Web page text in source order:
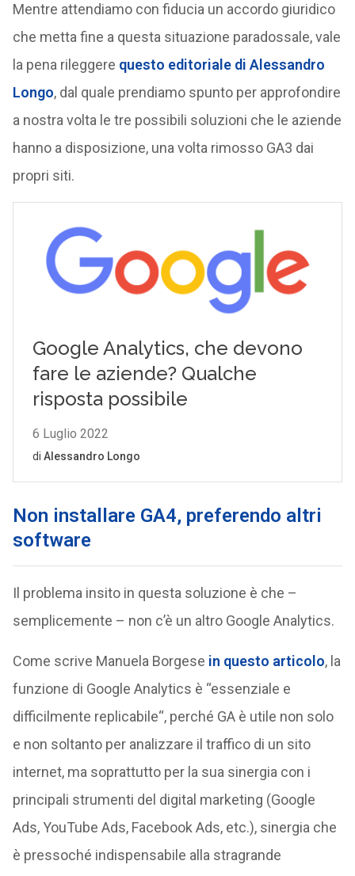
Mentre attendiamo con fiducia un accordo giuridico
che metta fine a questa situazione paradossale, vale
la pena rileggere questo editoriale di Alessandro
Longo, dal quale prendiamo spunto per approfondire
a nostra volta le tre possibili soluzioni che le aziende
hanno a disposizione, una volta rimosso GA3 dai
propri siti.
Non installare GA4, preferendo altri
software
Il problema insito in questa soluzione è che –
semplicemente – non c’è un altro Google Analytics.
Come scrive Manuela Borgese in questo articolo, la
funzione di Google Analytics è “essenziale e
difficilmente replicabile“, perché GA è utile non solo
e non soltanto per analizzare il traffico di un sito
internet, ma soprattutto per la sua sinergia con i
principali strumenti del digital marketing (Google
Ads, YouTube Ads, Facebook Ads, etc.), sinergia che
è pressoché indispensabile alla stragrande